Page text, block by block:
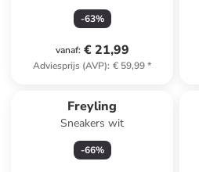
-63%
vanaf: € 21,99
Adviesprijs (AVP): € 59,99*
Freyling
Sneakers wit
-66%